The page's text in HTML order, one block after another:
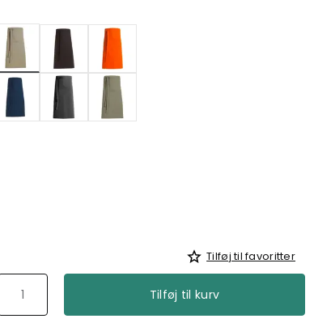
valgte
Tilføj til favoritter
Tilføj til kurv